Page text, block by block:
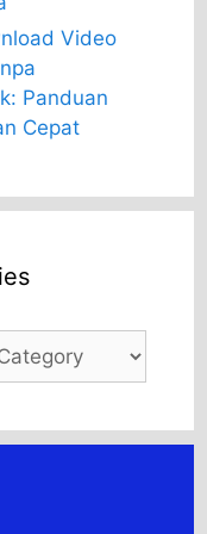
Video
Panduan
Cepat